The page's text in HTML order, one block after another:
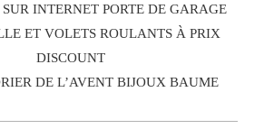
INTERNET PORTE DE GARAGE
ET VOLETS ROULANTS À PRIX
DISCOUNT
DE L’AVENT BIJOUX BAUME